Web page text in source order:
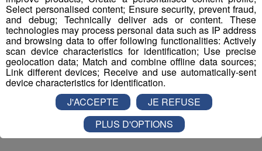
et la personne de votre choix pourWALIBI RHONE
ALPES!
Nathan est allé tester pour vousVerticalp Émosson,
dans la Vallée du Trient:
Select personalised content; Ensure security, prevent fraud,
and debug; Technically deliver ads or content. These
technologies may process personal data such as IP address
and browsing data to offer following functionalities: Actively
scan device characteristics for identification; Use precise
geolocation data; Match and combine offline data sources;
Link different devices; Receive and use automatically-sent
device characteristics for identification.
J'ACCEPTE
JE REFUSE
PLUS D'OPTIONS